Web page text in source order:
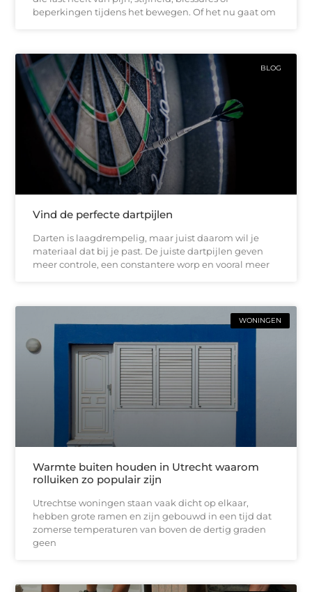
beperkingen tijdens het bewegen. Of het nu gaat om
BLOG
Vind de perfecte dartpijlen
Darten is laagdrempelig, maar juist daarom wil je
materiaal dat bij je past. De juiste dartpijlen geven
meer controle, een constantere worp en vooral meer
WONINGEN
Warmte buiten houden in Utrecht waarom
rolluiken zo populair zijn
Utrechtse woningen staan vaak dicht op elkaar,
hebben grote ramen en zijn gebouwd in een tijd dat
zomerse temperaturen van boven de dertig graden
geen